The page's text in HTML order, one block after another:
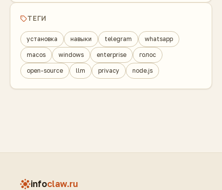
ТЕГИ
установка навыки telegram whatsapp
macos windows enterprise голос
open-source llm privacy node.js
infoclaw.ru